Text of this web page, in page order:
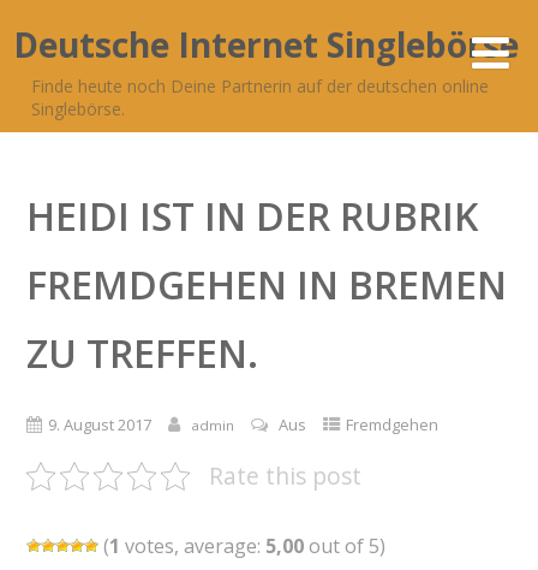
Deutsche Internet Singlebörse
Finde heute noch Deine Partnerin auf der deutschen online
Singlebörse.
HEIDI IST IN DER RUBRIK
FREMDGEHEN IN BREMEN
ZU TREFFEN.
9. August 2017 admin Aus Fremdgehen
Rate this post
(1 votes, average: 5,00out of 5)